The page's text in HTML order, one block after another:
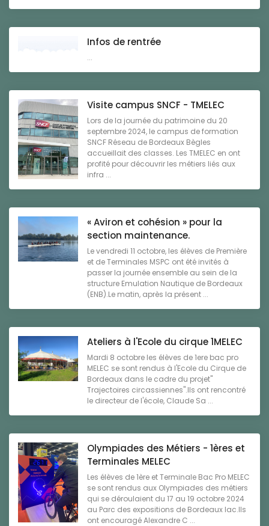
Infos de rentrée
...
Visite campus SNCF - TMELEC
Lors de la journée du patrimoine du 20
septembre 2024, le campus de formation
SNCF Réseau de Bordeaux Bègles
accueillait des classes. Les TMELEC en ont
profité pour découvrir les métiers liés aux
infra ...
« Aviron et cohésion » pour la
section maintenance.
Le vendredi 11 octobre, les élèves de Première
et de Terminales MSPC ont été invités à
passer la journée ensemble au sein de la
structure Emulation Nautique de Bordeaux
(ENB).Le matin, après la présent ...
Ateliers à l'Ecole du cirque 1MELEC
Mardi 8 octobre les élèves de 1ere bac pro
MELEC se sont rendus à l'Ecole du Cirque de
Bordeaux dans le cadre du projet"
Trajectoires circassiennes".Ils ont rencontré
le directeur de l'école, Claude Sa ...
Olympiades des Métiers - 1ères et
Terminales MELEC
Les élèves de 1ère et Terminale Bac Pro MELEC
se sont rendus aux Olympiades des métiers
qui se déroulaient du 17 au 19 octobre 2024
au Parc des expositions de Bordeaux lac.Ils
ont encouragé Alexandre C ...